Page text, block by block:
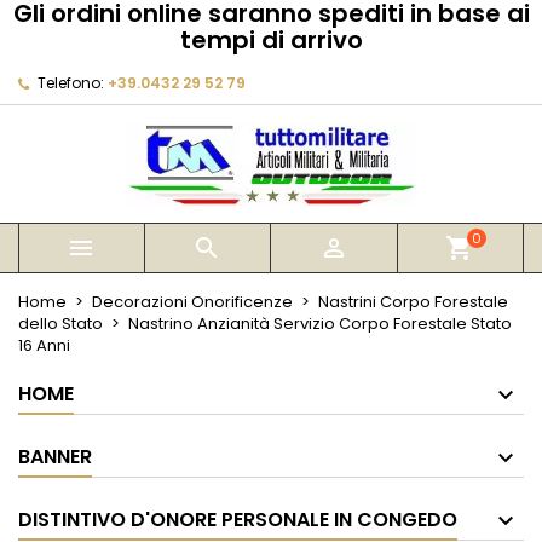
Gli ordini online saranno spediti in base ai
tempi di arrivo
Telefono: +39.0432 29 52 79
   shopping_cart0
Home Decorazioni Onorificenze
Nastrini Corpo Forestale
dello Stato
Nastrino Anzianità Servizio Corpo Forestale Stato
16 Anni
HOME
BANNER
DISTINTIVO D'ONORE PERSONALE IN CONGEDO
My wishlists
add_circle_outline Create new list
Crea lista dei desideri
Annulla Crea lista dei desideri
Devi avere effettuato l'accesso per salvare dei
prodotti nella tua lista dei desideri.
Annulla